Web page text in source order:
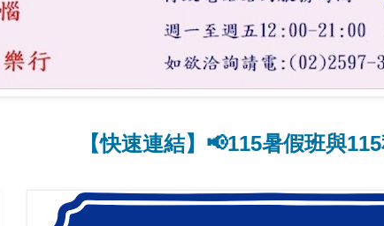
【快速連結】📢115暑假班與115秋季班